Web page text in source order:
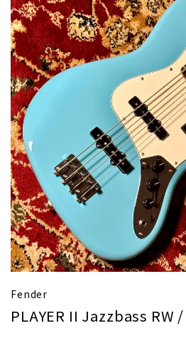
Fender
PLAYER II Jazzbass